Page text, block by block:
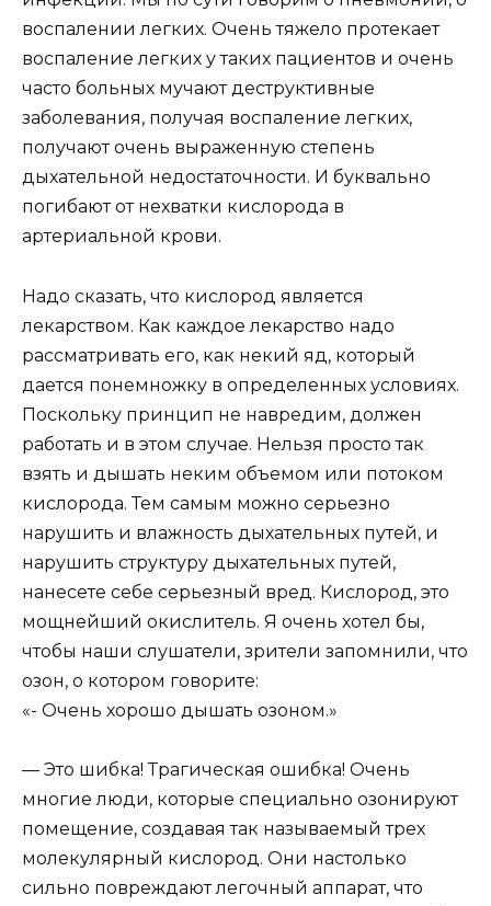
воспалении легких. Очень тяжело протекает
воспаление легких у таких пациентов и очень
часто больных мучают деструктивные
заболевания, получая воспаление легких,
получают очень выраженную степень
дыхательной недостаточности. И буквально
погибают от нехватки кислорода в
артериальной крови.
Надо сказать, что кислород является
лекарством. Как каждое лекарство надо
рассматривать его, как некий яд, который
дается понемножку в определенных условиях.
Поскольку принцип не навредим, должен
работать и в этом случае. Нельзя просто так
взять и дышать неким объемом или потоком
кислорода. Тем самым можно серьезно
нарушить и влажность дыхательных путей, и
нарушить структуру дыхательных путей,
нанесете себе серьезный вред. Кислород, это
мощнейший окислитель. Я очень хотел бы,
чтобы наши слушатели, зрители запомнили, что
озон, о котором говорите:
«- Очень хорошо дышать озоном.»
— Это шибка! Трагическая ошибка! Очень
многие люди, которые специально озонируют
помещение, создавая так называемый трех
молекулярный кислород. Они настолько
сильно повреждают легочный аппарат, что